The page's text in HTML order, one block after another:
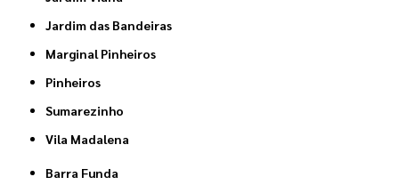
Jardim das Bandeiras
Marginal Pinheiros
Pinheiros
Sumarezinho
Vila Madalena
Barra Funda